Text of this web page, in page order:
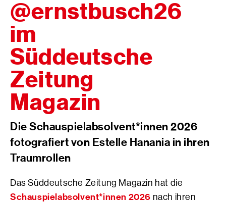
@ernstbusch26
im
Süddeutsche
Zeitung
Magazin
Die Schauspielabsolvent*innen 2026
fotografiert von Estelle Hanania in ihren
Traumrollen
Das Süddeutsche Zeitung Magazin hat die
Schauspielabsolvent*innen 2026 nach ihren